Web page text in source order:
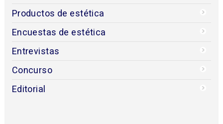
Productos de estética
Encuestas de estética
Entrevistas
Concurso
Editorial